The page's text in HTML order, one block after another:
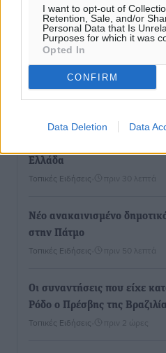
I want to opt-out of
Retention, Sale, and/or
Personal Data that Is
Purposes for which it was
Opted In
CONFIRM
Data Deletion Data
Ροή
Παρουσίαση βιβλίου του Α.
εκδήλωση για τους
Πολιτιστικά• πριν 5 λεπτά
Εγκρίθηκε η ηλεκτρική
Ελλάδα
Τοπικές Ειδήσεις πριν 30 λεπτά
Νέο ανακαινισμένο
στην Πάτμο
Τοπικές Ειδήσεις πριν 50 λεπτά
Οι συναντήσεις που είχε
Ρόδο ο Πρέσβης της
Τοπικές Ειδήσεις πριν 2 ώρες